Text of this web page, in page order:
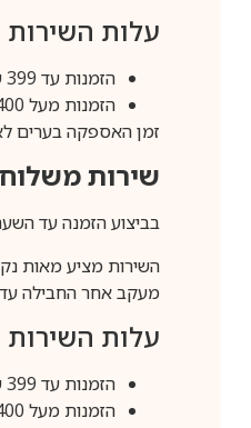
עלות השירות
הזמנות עד 399 ש״ח עלות 20 שקלים
הזמנות מעל 400 ש"ח : 15 ש״ח
זמן האספקה בערים לא
שירות משלוח
בביצוע הזמנה עד השעה 10:00 בימים א-ה. לא כולל שישי-שבת,ערבי חג וחול
השירות מציע מאות
מעקב אחר החבילה עד
עלות השירות
הזמנות עד 399 ש"ח: 15.00 ש"ח
הזמנות מעל 400 ש"ח: 5.00 ש"ח